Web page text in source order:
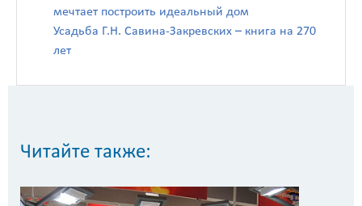
мечтает построить идеальный дом
Усадьба Г.Н. Савина-Закревских – книга на 270
лет
Читайте также: